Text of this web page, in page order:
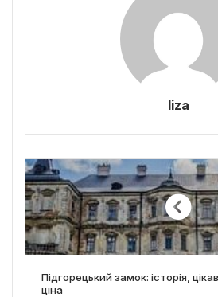
liza
Підгорецький замок: історія,
ціна